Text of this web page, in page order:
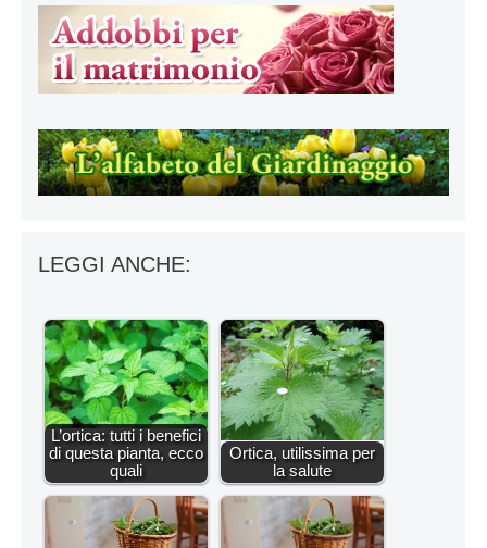
LEGGI ANCHE:
L’ortica: tutti i benefici
di questa pianta, ecco
quali
Ortica, utilissima per
la salute